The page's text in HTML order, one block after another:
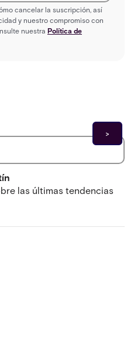
cancelar la suscripción, así
y nuestro compromiso con
nuestra Política de
las últimas tendencias